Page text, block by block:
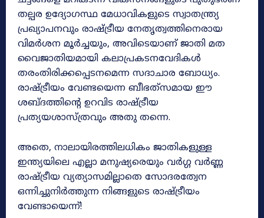
തല്പര ഉദ്യോഗസ്ഥ മേധാവികളുടെ സ്വാതന്ത്ര്യ
പ്രഖ്യാപനവും രാഷ്‌ട്രീയ നേതൃത്വത്തിനെരായ
വിമർശന മൂർച്ചയും, അവിടെയാണ് ജാതി മത
വൈജാതിയമായി കലാപ്രകടനവേദികൾ
തരംതിരിക്കപ്പെടനമെന്ന സദാചാര ബോധ്യം.
രാഷ്‌ട്രീയം വേണ്ടയെന്ന ബീഭത്‌സമായ ഈ
ശബ്‌ദത്തിന്റെ ഉറവിട രാഷ്‌ട്രീയ
പ്രത്യയശാസ്‌ത്രവും അതു തന്നെ.
അതെ, നാലായിരത്തിലധികം ജാതികളുള്ള
ഇന്ത്യയിലെ എല്ലാ മനുഷ്യരെയും വർഗ്ഗ വർണ്ണ
രാഷ്ട്രീയ വ്യത്യാസമില്ലാതെ സോദരത്വേന
ഒന്നിച്ചുനിർത്തുന്ന നിങ്ങളുടെ രാഷ്ട്രീയം
വേണ്ടായെന്ന്!